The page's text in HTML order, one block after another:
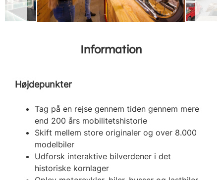
Information
Højdepunkter
Tag på en rejse gennem tiden gennem mere
end 200 års mobilitetshistorie
Skift mellem store originaler og over 8.000
modelbiler
Udforsk interaktive bilverdener i det
historiske kornlager